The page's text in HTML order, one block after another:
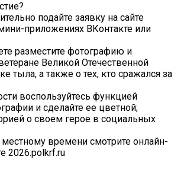
подайте заявку на сайте
приложениях ВКонтакте или
разместите фотографию и
Великой Отечественной
тыла, а также о тех, кто сражался за
воспользуйтесь функцией
и сделайте ее цветной;
о своем герое в социальных
времени смотрите онлайн-
2026.polkrf.ru